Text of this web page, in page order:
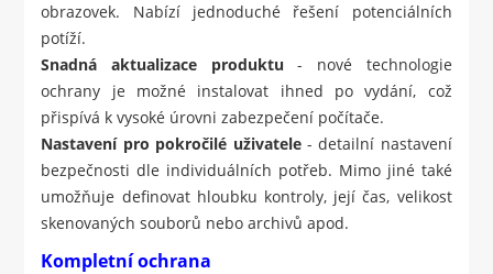
obrazovek. Nabízí jednoduché řešení potenciálních
potíží.
Snadná aktualizace produktu - nové technologie
ochrany je možné instalovat ihned po vydání, což
přispívá k vysoké úrovni zabezpečení počítače.
Nastavení pro pokročilé uživatele- detailní nastavení
bezpečnosti dle individuálních potřeb. Mimo jiné také
umožňuje definovat hloubku kontroly, její čas, velikost
skenovaných souborů nebo archivů apod.
Kompletní ochrana